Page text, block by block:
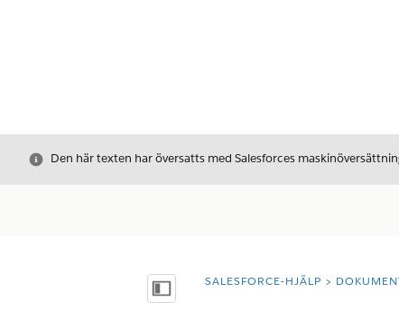
Stäng
Den här texten har översatts med Salesforces
Visa innehållsförteckning
Du är här:
SALESFORCE-HJÄLP